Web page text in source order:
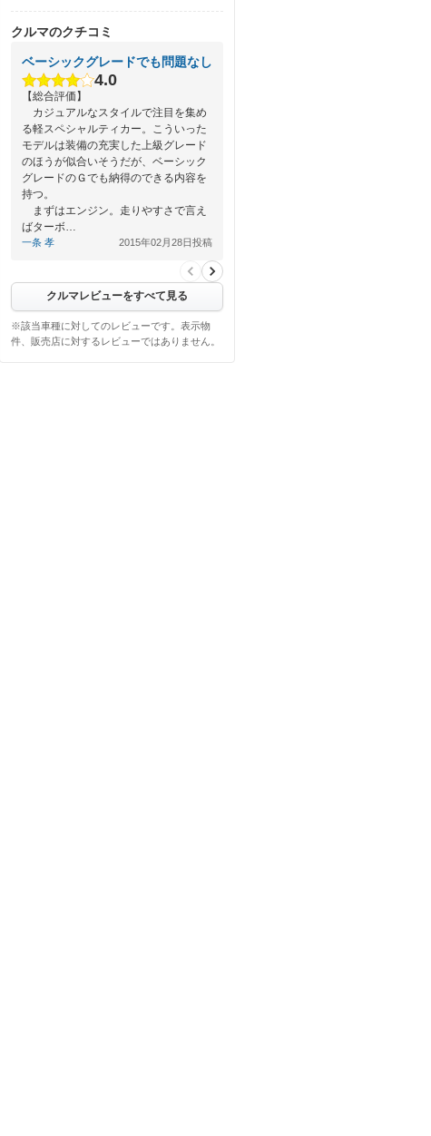
クルマのクチコミ
ベーシックグレードでも問題なし
4.0
【総合評価】
カジュアルなスタイルで注目を集め
る軽スペシャルティカー。こういった
モデルは装備の充実した上級グレード
のほうが似合いそうだが、ベーシック
グレードのＧでも納得のできる内容を
持つ。
まずはエンジン。走りやすさで言え
ばターボ…
一条 孝 2015年02月28日投稿
クルマレビューをすべて見る
※該当車種に対してのレビューです。表示物
件、販売店に対するレビューではありません。